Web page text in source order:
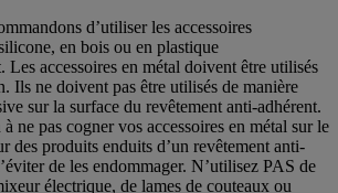
d’utiliser les accessoires
en bois ou en plastique
Les accessoires en métal doivent être utilisés
Ils ne doivent pas être utilisés de manière
sur la surface du revêtement anti-adhérent.
ne pas cogner vos accessoires en métal sur le
des produits enduits d’un revêtement anti-
de les endommager. N’utilisez PAS de
électrique, de lames de couteaux ou